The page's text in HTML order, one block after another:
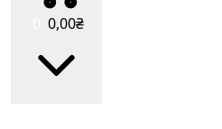
0,00₴